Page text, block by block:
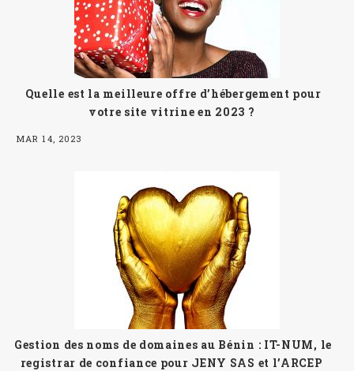
Quelle est la meilleure offre d’hébergement pour
votre site vitrine en 2023 ?
MAR 14, 2023
Gestion des noms de domaines au Bénin : IT-NUM, le
registrar de confiance pour JENY SAS et l’ARCEP